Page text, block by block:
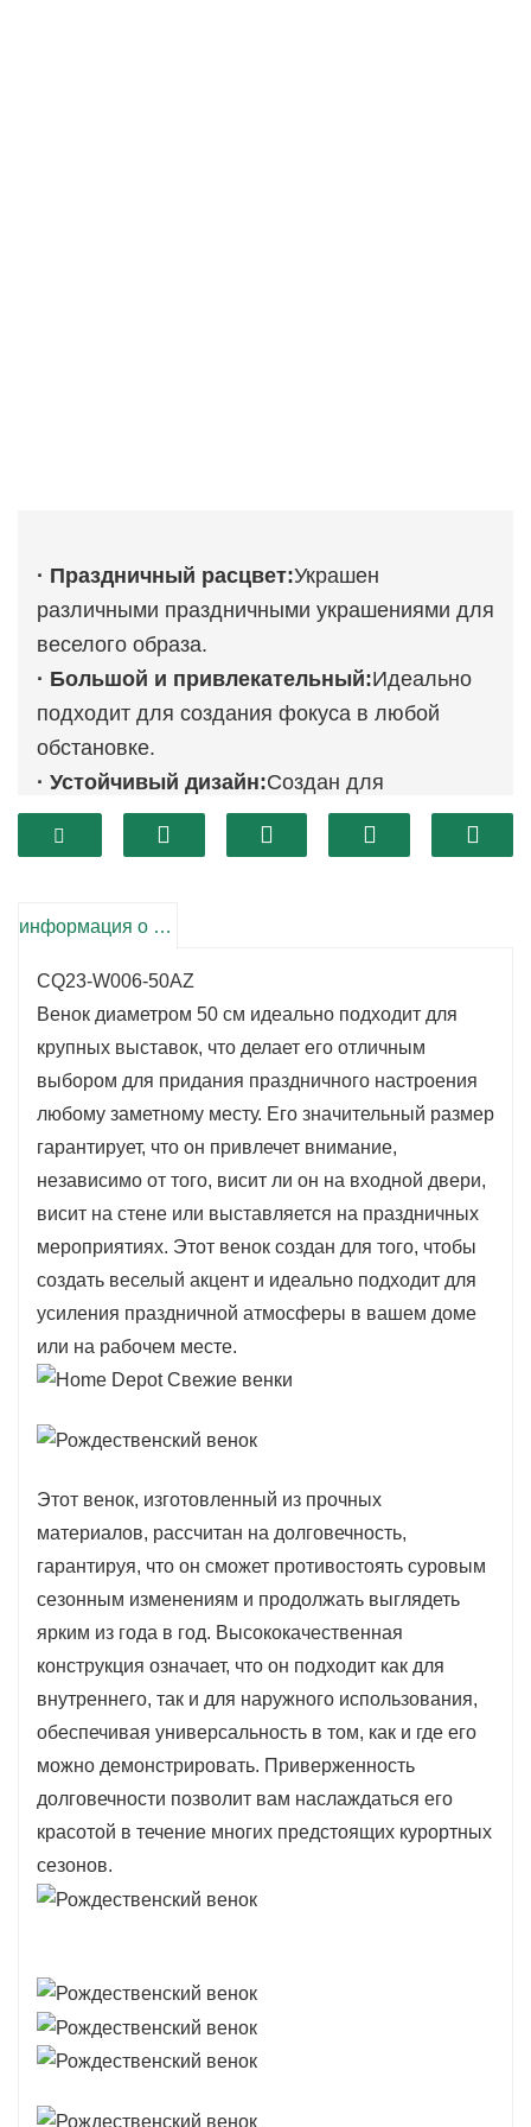
· Праздничный расцвет:Украшен
различными праздничными украшениями для
веселого образа.
· Большой и привлекательный:Идеально
подходит для создания фокуса в любой
обстановке.
· Устойчивый дизайн:Создан для
долговечности и возможности многократного
использования в любое время года.
информация о продукте
CQ23-W006-50AZ
Венок диаметром 50 см идеально подходит для
крупных выставок, что делает его отличным
выбором для придания праздничного настроения
любому заметному месту. Его значительный размер
гарантирует, что он привлечет внимание,
независимо от того, висит ли он на входной двери,
висит на стене или выставляется на праздничных
мероприятиях. Этот венок создан для того, чтобы
создать веселый акцент и идеально подходит для
усиления праздничной атмосферы в вашем доме
или на рабочем месте.
Этот венок, изготовленный из прочных
материалов, рассчитан на долговечность,
гарантируя, что он сможет противостоять суровым
сезонным изменениям и продолжать выглядеть
ярким из года в год. Высококачественная
конструкция означает, что он подходит как для
внутреннего, так и для наружного использования,
обеспечивая универсальность в том, как и где его
можно демонстрировать. Приверженность
долговечности позволит вам наслаждаться его
красотой в течение многих предстоящих курортных
сезонов.